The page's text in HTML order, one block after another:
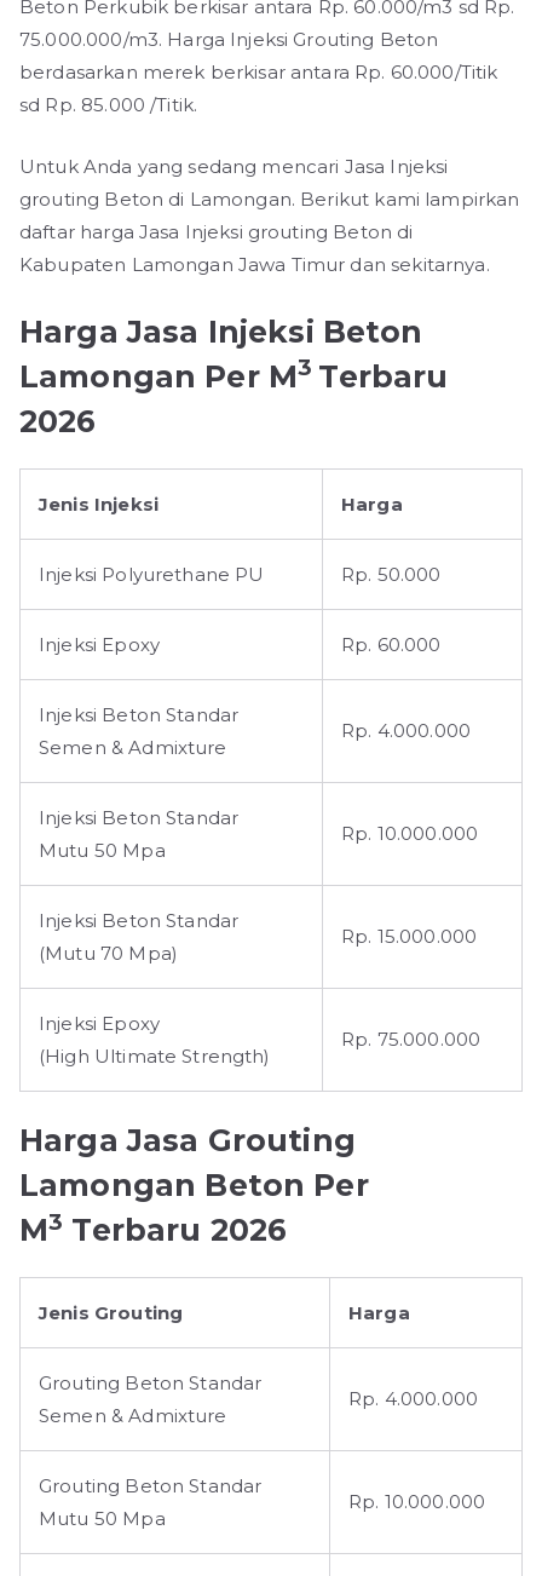
Beton Perkubik berkisar antara Rp. 60.000/m3 sd Rp.
75.000.000/m3. Harga Injeksi Grouting Beton
berdasarkan merek berkisar antara Rp. 60.000/Titik
sd Rp. 85.000 /Titik.
Untuk Anda yang sedang mencari Jasa Injeksi
grouting Beton di Lamongan. Berikut kami lampirkan
daftar harga Jasa Injeksi grouting Beton di
Kabupaten Lamongan Jawa Timur dan sekitarnya.
Harga Jasa Injeksi Beton
Lamongan Per M3 Terbaru
2026
Jenis Injeksi Harga
Injeksi Polyurethane PU Rp. 50.000
Injeksi Epoxy Rp. 60.000
Injeksi Beton Standar
Semen & Admixture
Rp. 4.000.000
Injeksi Beton Standar
Mutu 50 Mpa
Rp. 10.000.000
Injeksi Beton Standar
(Mutu 70 Mpa)
Rp. 15.000.000
Injeksi Epoxy
(High Ultimate Strength)
Rp. 75.000.000
Harga Jasa Grouting
Lamongan Beton Per
M3 Terbaru 2026
Jenis Grouting Harga
Grouting Beton Standar
Semen & Admixture
Rp. 4.000.000
Grouting Beton Standar
Mutu 50 Mpa
Rp. 10.000.000